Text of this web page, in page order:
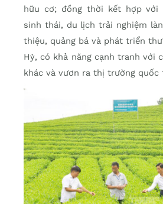
hữu cơ; đồng thời kết hợp
sinh thái, du lịch trải nghiệm
thiệu, quảng bá và phát triển
Hỷ, có khả năng cạnh tranh với
khác và vươn ra thị trường quốc